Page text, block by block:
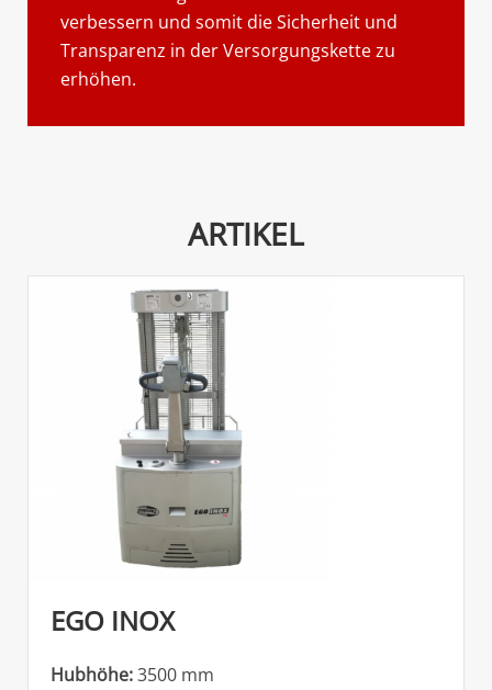
verbessern und somit die Sicherheit und
Transparenz in der Versorgungskette zu
erhöhen.
ARTIKEL
EGO INOX
Hubhöhe:3500 mm